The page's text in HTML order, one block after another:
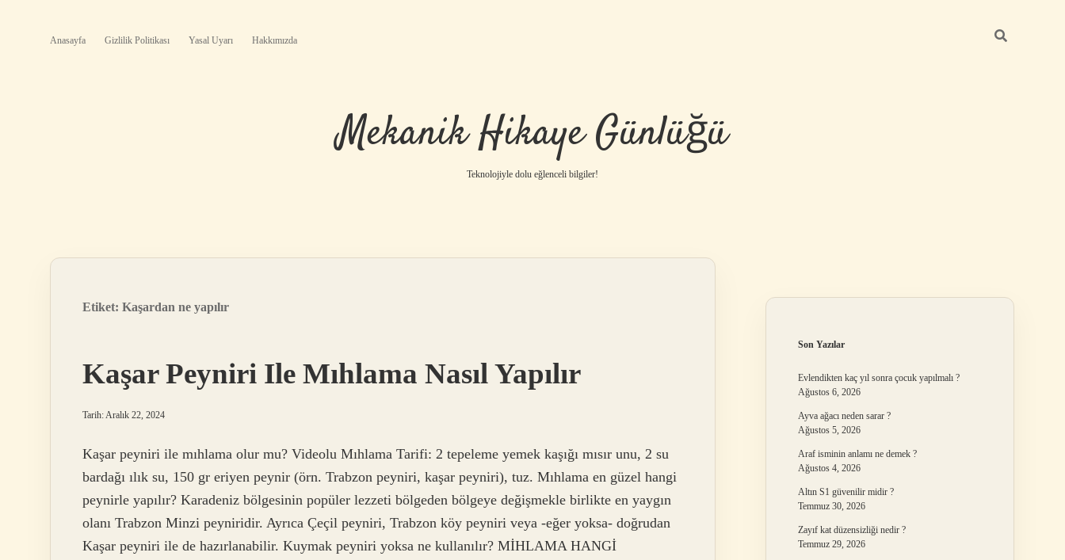
Anasayfa Gizlilik Politikası Yasal Uyarı Hakkımızda
Mekanik Hikaye Günlüğü
Teknolojiyle dolu eğlenceli bilgiler!
Etiket: Kaşardan ne yapılır
Kaşar Peyniri Ile Mıhlama Nasıl Yapılır
Tarih: Aralık 22, 2024
Kaşar peyniri ile mıhlama olur mu? Videolu Mıhlama Tarifi: 2 tepeleme yemek kaşığı mısır unu, 2 su
bardağı ılık su, 150 gr eriyen peynir (örn. Trabzon peyniri, kaşar peyniri), tuz. Mıhlama en güzel hangi
peynirle yapılır? Karadeniz bölgesinin popüler lezzeti bölgeden bölgeye değişmekle birlikte en yaygın
olanı Trabzon Minzi peyniridir. Ayrıca Çeçil peyniri, Trabzon köy peyniri veya -eğer yoksa- doğrudan
Kaşar peyniri ile de hazırlanabilir. Kuymak peyniri yoksa ne kullanılır? MİHLAMA HANGİ
Son Yazılar
Evlendikten kaç yıl sonra çocuk yapılmalı ?
Ağustos 6, 2026
Ayva ağacı neden sarar ?
Ağustos 5, 2026
Araf isminin anlamı ne demek ?
Ağustos 4, 2026
Altın S1 güvenilir midir ?
Temmuz 30, 2026
Zayıf kat düzensizliği nedir ?
Temmuz 29, 2026